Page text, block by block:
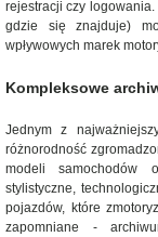
rejestracji czy
gdzie się znajduje)
wpływowych marek
Kompleksowe
Jednym z
różnorodność
modeli samochodów
stylistyczne,
pojazdów, które
zapomniane -